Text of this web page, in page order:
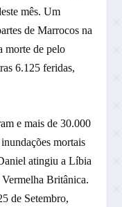
mês. Um
de Marrocos na
morte de pelo
6.125 feridas,
e mais de 30.000
mortais
atingiu a Líbia
Britânica.
de Setembro,